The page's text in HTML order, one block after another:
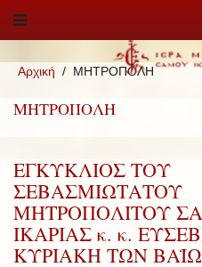
Αρχική ΜΗΤΡΟΠΟΛΗ
ΜΗΤΡΟΠΟΛΗ
ΕΓΚΥΚΛΙΟΣ ΤΟΥ
ΣΕΒΑΣΜΙΩΤΑΤΟΥ
ΜΗΤΡΟΠΟΛΙΤΟΥ
ΙΚΑΡΙΑΣ κ. κ.
ΚΥΡΙΑΚΗ ΤΩΝ